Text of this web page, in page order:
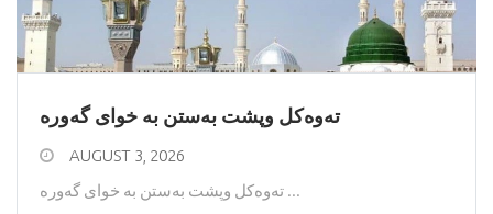
AUGUST 3, 2026
ته‌وه‌كل وپشت به‌ستن به‌ خوای گه‌وره‌ ...